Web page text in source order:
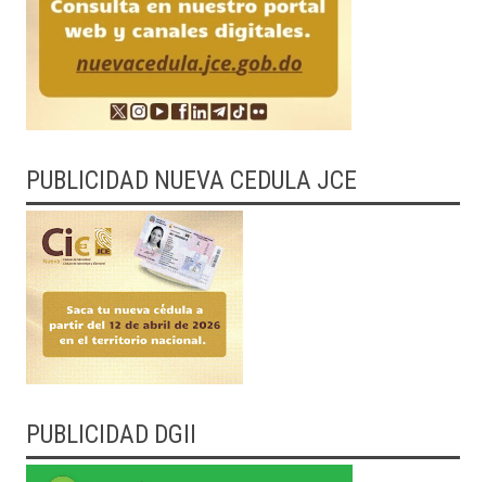
PUBLICIDAD NUEVA CEDULA JCE
PUBLICIDAD DGII